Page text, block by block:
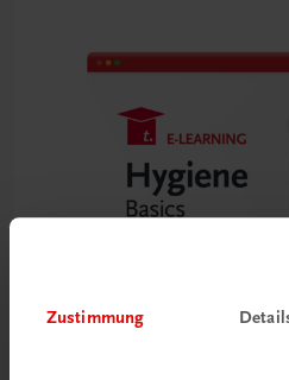
Zustimmung